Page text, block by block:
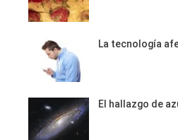
La tecnología
El hallazgo de